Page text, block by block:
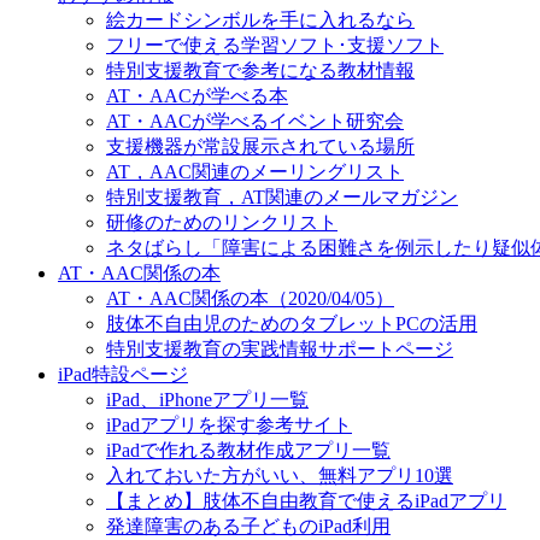
絵カードシンボルを手に入れるなら
フリーで使える学習ソフト･支援ソフト
特別支援教育で参考になる教材情報
AT・AACが学べる本
AT・AACが学べるイベント研究会
支援機器が常設展示されている場所
AT，AAC関連のメーリングリスト
特別支援教育，AT関連のメールマガジン
研修のためのリンクリスト
ネタばらし「障害による困難さを例示したり疑似
AT・AAC関係の本
AT・AAC関係の本（2020/04/05）
肢体不自由児のためのタブレットPCの活用
特別支援教育の実践情報サポートページ
iPad特設ページ
iPad、iPhoneアプリ一覧
iPadアプリを探す参考サイト
iPadで作れる教材作成アプリ一覧
入れておいた方がいい、無料アプリ10選
【まとめ】肢体不自由教育で使えるiPadアプリ
発達障害のある子どものiPad利用